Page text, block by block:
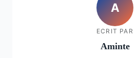
A
ECRIT PAR
Aminte